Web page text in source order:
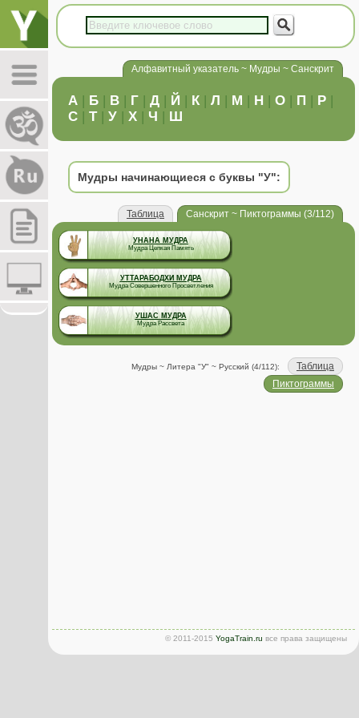
Алфавитный указатель ~ Мудры ~ Санскрит
А | Б | В | Г | Д | Й | К | Л | М | Н | О | П | Р |
С | Т| У | Х | Ч | Ш
Мудры начинающиеся с буквы "У":
Таблица Санскрит ~ Пиктограммы (3/112)
УНАНА МУДРА
Мудра Цепкая Память
УТТАРАБОДХИ МУДРА
Мудра Совершенного Просветления
УШАС МУДРА
Мудра Рассвета
Мудры ~ Литера "У" ~ Русский (4/112):
Таблица
Пиктограммы
© 2011-2015 YogaTrain.ru все права защищены